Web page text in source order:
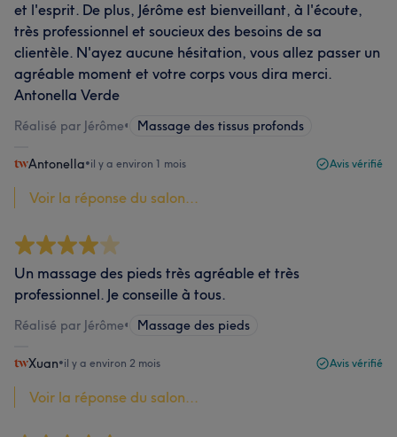
et l'esprit. De plus, Jérôme est bienveillant, à l'écoute,
très professionnel et soucieux des besoins de sa
clientèle. N'ayez aucune hésitation, vous allez passer un
agréable moment et votre corps vous dira merci.
Antonella Verde
Réalisé par Jérôme• Massage des tissus profonds
Antonella•il y a environ 1 mois Avis vérifié
Voir la réponse du salon...
Un massage des pieds très agréable et très
professionnel. Je conseille à tous.
Réalisé par Jérôme• Massage des pieds
Xuan•il y a environ 2 mois Avis vérifié
Voir la réponse du salon...